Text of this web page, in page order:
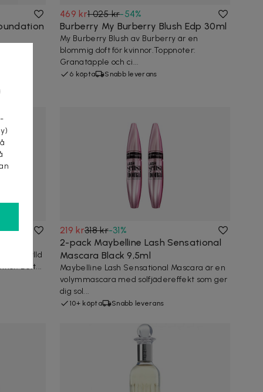
att
469 kr1 025 kr-54%
Burberry My Burberry Blush Edp 30ml
My Burberry Blush av Burberry är en
blommig doft för kvinnor.Toppnoter:
Granatäpple och ci...
6 köpta Snabb leverans
75ml
doft fylld
Doft...
219 kr318 kr-31%
2-pack Maybelline Lash Sensational
Mascara Black 9,5ml
Maybelline Lash Sensational Mascara är en
volymmascara med solfjädereffekt som ger
dig sol...
10+ köpta Snabb leverans